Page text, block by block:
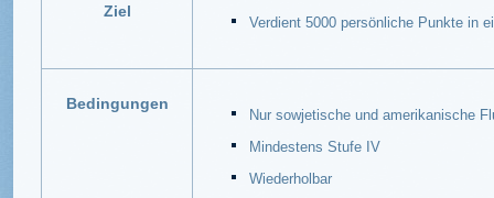
Ziel
Verdient 5000 persönliche Punkte in
Bedingungen
Nur sowjetische und amerikanische
Mindestens Stufe IV
Wiederholbar